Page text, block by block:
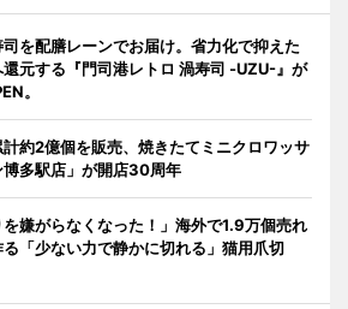
を配膳レーンでお届け。省力化で抑えた
元する『門司港レトロ 渦寿司 -UZU-』が
。
計約2億個を販売、焼きたてミニクロワッサ
多駅店」が開店30周年
を嫌がらなくなった！」海外で1.9万個売れ
「少ない力で静かに切れる」猫用爪切